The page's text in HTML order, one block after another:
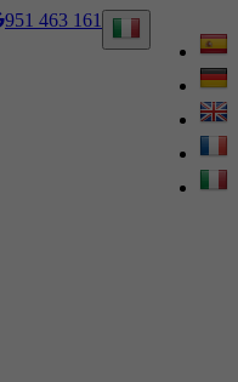
951 463 161